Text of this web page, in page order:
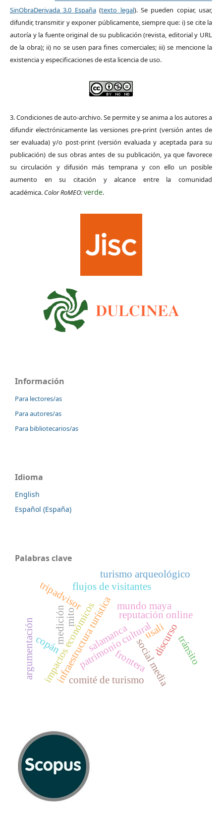
SinObraDerivada 3.0 España(texto legal). Se pueden copiar, usar,
difundir, transmitir y exponer públicamente, siempre que: i) se cite la
autoría y la fuente original de su publicación (revista, editorial y URL
de la obra); ii) no se usen para fines comerciales; iii) se mencione la
existencia y especificaciones de esta licencia de uso.
3. Condiciones de auto-archivo. Se permite y se anima a los autores a
difundir electrónicamente las versiones pre-print (versión antes de
ser evaluada) y/o post-print (versión evaluada y aceptada para su
publicación) de sus obras antes de su publicación, ya que favorece
su circulación y difusión más temprana y con ello un posible
aumento en su citación y alcance entre la comunidad
académica. Color RoMEO:verde.
Información
Para lectores/as
Para autores/as
Para bibliotecarios/as
Idioma
English
Español (España)
Palabras clave
patrimonio cultural
reputación online
infraestructura turística
impactos económicos
medición
tripadvisor
social media
flujos de visitantes
frontera
copán
turismo arqueológico
mundo maya
comité de turismo
mito
discurso
argumentación salamanca tránsito
usali